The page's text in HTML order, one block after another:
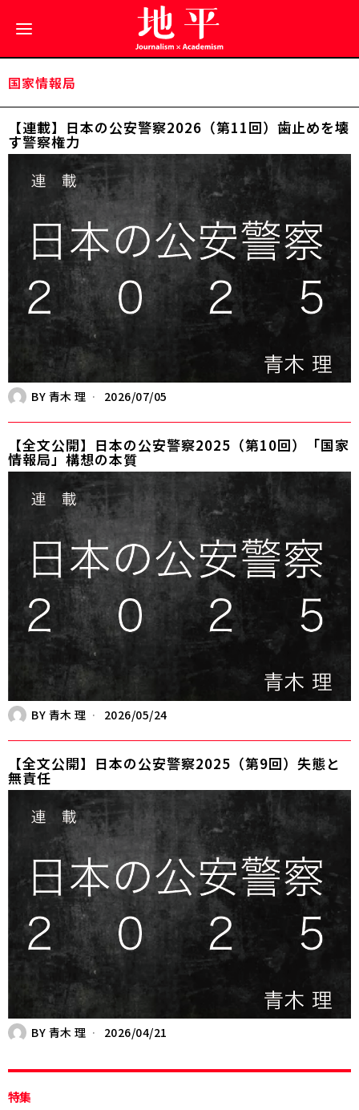
国家情報局
【連載】日本の公安警察2026（第11回）歯止めを壊
す警察権力
BY 青木 理 2026/07/05
【全文公開】日本の公安警察2025（第10回）「国家
情報局」構想の本質
BY 青木 理 2026/05/24
【全文公開】日本の公安警察2025（第9回）失態と
無責任
BY 青木 理 2026/04/21
特集